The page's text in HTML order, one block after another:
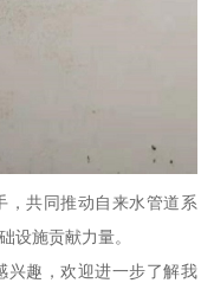
，共同推动自来水管道系
设施贡献力量。
兴趣，欢迎进一步了解我